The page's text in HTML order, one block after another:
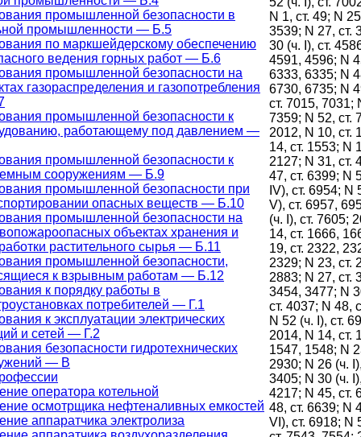
промышленной безопасности в
промышленности — Б.5
по маркшейдерскому обеспечению
ведения горных работ — Б.6
промышленной безопасности на
газораспределения и газопотребления
промышленной безопасности к
работающему под давлением —
промышленной безопасности к
сооружениям — Б.9
промышленной безопасности при
опасных веществ — Б.10
промышленной безопасности на
объектах хранения и
растительного сырья — Б.11
промышленной безопасности,
к взрывным работам — Б.12
к порядку работы в
потребителей — Г.1
к эксплуатации электрических
и сетей — Г.2
безопасности гидротехнических
— В
оператора котельной
осмотрщика нефтеналивных емкостей
аппаратчика электролиза
N 1, ст. 49; N
3539; N 27, ст.
30 (ч. I), ст.
4591, 4596; N
6333, 6335; N
6730, 6735; N
ст. 7015, 7031;
7359; N 52, ст.
2012, N 10, ст.
14, ст. 1553; N
2127; N 31, ст.
47, ст. 6399; N
IV), ст. 6954; N
V), ст. 6957,
(ч. I), ст. 7605;
14, ст. 1666,
19, ст. 2322,
2329; N 23, ст.
2883; N 27, ст.
3454, 3477; N
ст. 4037; N 48,
N 52 (ч. I), ст.
2014, N 14, ст.
1547, 1548; N
2930; N 26 (ч.
3405; N 30 (ч.
4217; N 45, ст.
48, ст. 6639; N
VI), ст. 6918; N